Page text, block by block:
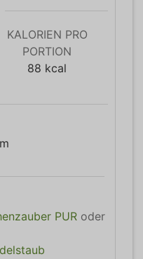
KALORIEN PRO
PORTION
88 kcal
PUR oder